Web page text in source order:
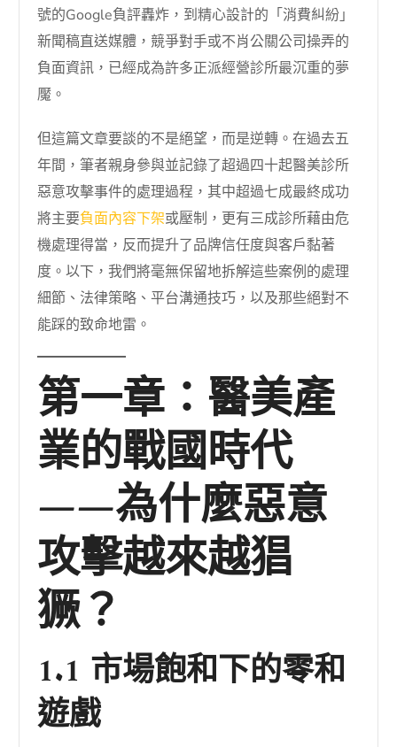
號的Google負評轟炸，到精心設計的「消費糾紛」
新聞稿直送媒體，競爭對手或不肖公關公司操弄的
負面資訊，已經成為許多正派經營診所最沉重的夢
魘。
但這篇文章要談的不是絕望，而是逆轉。在過去五
年間，筆者親身參與並記錄了超過四十起醫美診所
惡意攻擊事件的處理過程，其中超過七成最終成功
將主要負面內容下架或壓制，更有三成診所藉由危
機處理得當，反而提升了品牌信任度與客戶黏著
度。以下，我們將毫無保留地拆解這些案例的處理
細節、法律策略、平台溝通技巧，以及那些絕對不
能踩的致命地雷。
第一章：醫美產
業的戰國時代
——為什麼惡意
攻擊越來越猖
獗？
1.1 市場飽和下的零和
遊戲